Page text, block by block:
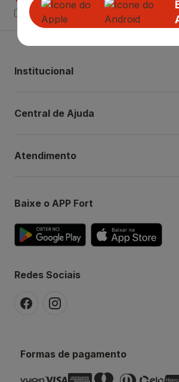
Declaro estar ciente das
Institucional
Central de Ajuda
Atendimento
Baixe o APP Fort
Redes Sociais
Formas de pagamento